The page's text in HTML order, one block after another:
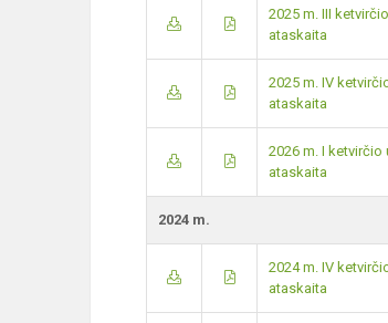
2025 m. III
ataskaita
2025 m. IV
ataskaita
2026 m. I
ataskaita
2024 m.
2024 m. IV
ataskaita